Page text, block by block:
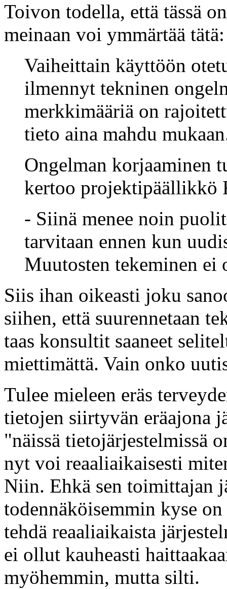
Toivon todella, että tässä
meinaan voi ymmärtää tätä:
Vaiheittain käyttöön
ilmennyt tekninen
merkkimääriä on
tieto aina mahdu
Ongelman korjaaminen
kertoo projektipäällikkö
- Siinä menee noin
tarvitaan ennen kun
Muutosten tekeminen ei
Siis ihan oikeasti joku
siihen, että suurennetaan
taas konsultit saaneet
miettimättä. Vain onko
Tulee mieleen eräs
tietojen siirtyvän eräajona
"näissä tietojärjestelmissä
nyt voi reaaliaikaisesti
Niin. Ehkä sen toimittajan
todennäköisemmin kyse
tehdä reaaliaikaista
ei ollut kauheasti
myöhemmin, mutta silti.